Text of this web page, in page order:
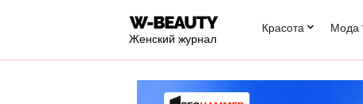
Женский журнал
Красота Мода